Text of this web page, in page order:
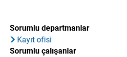
Sorumlu departmanlar
Kayıt ofisi
Sorumlu çalışanlar